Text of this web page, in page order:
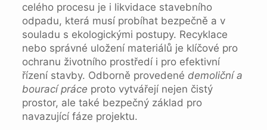
celého procesu je i likvidace stavebního
odpadu, která musí probíhat bezpečně a v
souladu s ekologickými postupy. Recyklace
nebo správné uložení materiálů je klíčové pro
ochranu životního prostředí i pro efektivní
řízení stavby. Odborně provedené demoliční a
bourací práce proto vytvářejí nejen čistý
prostor, ale také bezpečný základ pro
navazující fáze projektu.